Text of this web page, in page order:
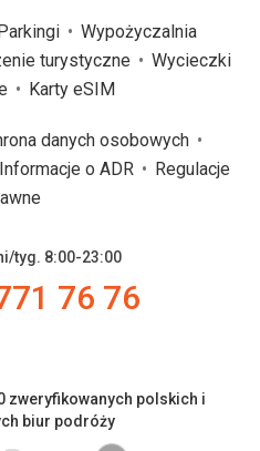
Wypożyczalnia
turystyczne
Wycieczki
Karty eSIM
danych osobowych
Informacje o ADR
Regulacje
tyg. 8:00-23:00
76 76
zweryfikowanych polskich i
biur podróży